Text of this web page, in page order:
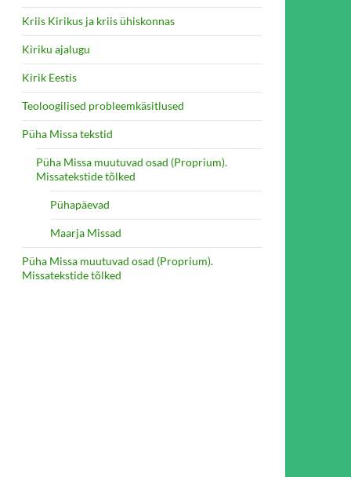
Kriis Kirikus ja kriis ühiskonnas
Kiriku ajalugu
Kirik Eestis
Teoloogilised probleemkäsitlused
Püha Missa tekstid
Püha Missa muutuvad osad (Proprium).
Missatekstide tõlked
Pühapäevad
Maarja Missad
Püha Missa muutuvad osad (Proprium).
Missatekstide tõlked